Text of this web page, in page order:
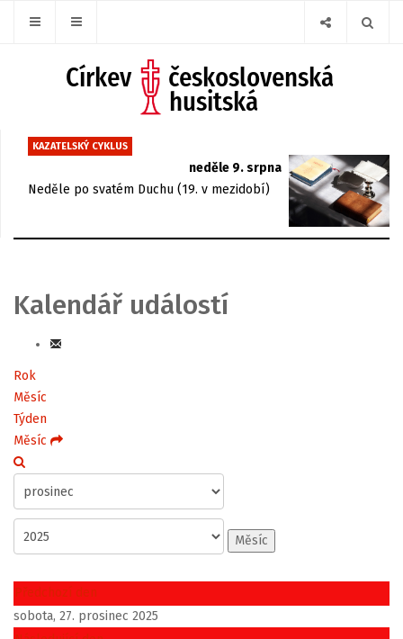
KAZATELSKÝ CYKLUS
neděle 9. srpna
Neděle po svatém Duchu (19. v mezidobí)
Kalendář událostí
Rok
Měsíc
Týden
Měsíc
Měsíc
Předchozí den
sobota, 27. prosinec 2025